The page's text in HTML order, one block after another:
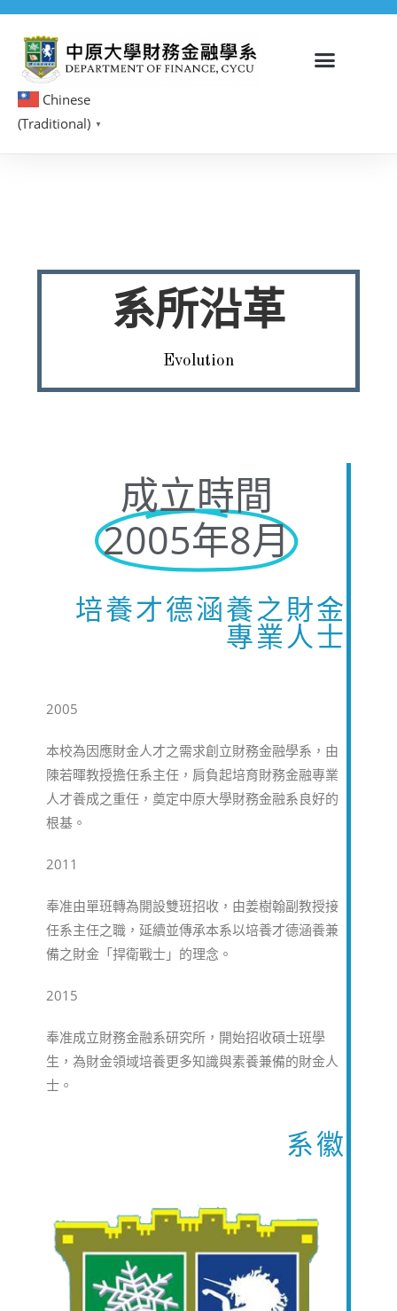
Chinese
(Traditional)
▼
系所沿革
Evolution
成立時間
2005年8月
培養才德涵養之財金
專業人士
2005
本校為因應財金人才之需求創立財務金融學系，由
陳若暉教授擔任系主任，肩負起培育財務金融專業
人才養成之重任，奠定中原大學財務金融系良好的
根基。
2011
奉准由單班轉為開設雙班招收，由姜樹翰副教授接
任系主任之職，延續並傳承本系以培養才德涵養兼
備之財金「捍衛戰士」的理念。
2015
奉准成立財務金融系研究所，開始招收碩士班學
生，為財金領域培養更多知識與素養兼備的財金人
士。
系徽